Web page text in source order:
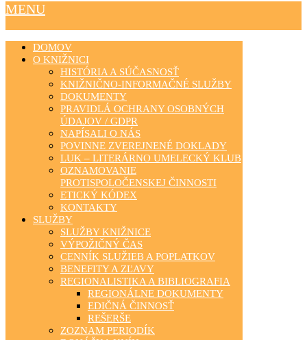
MENU
DOMOV
O KNIŽNICI
HISTÓRIA A SÚČASNOSŤ
KNIŽNIČNO-INFORMAČNÉ SLUŽBY
DOKUMENTY
PRAVIDLÁ OCHRANY OSOBNÝCH
ÚDAJOV / GDPR
NAPÍSALI O NÁS
POVINNE ZVEREJNENÉ DOKLADY
LUK – LITERÁRNO UMELECKÝ KLUB
OZNAMOVANIE
PROTISPOLOČENSKEJ ČINNOSTI
ETICKÝ KÓDEX
KONTAKTY
SLUŽBY
SLUŽBY KNIŽNICE
VÝPOŽIČNÝ ČAS
CENNÍK SLUŽIEB A POPLATKOV
BENEFITY A ZĽAVY
REGIONALISTIKA A BIBLIOGRAFIA
REGIONÁLNE DOKUMENTY
EDIČNÁ ČINNOSŤ
REŠERŠE
ZOZNAM PERIODÍK